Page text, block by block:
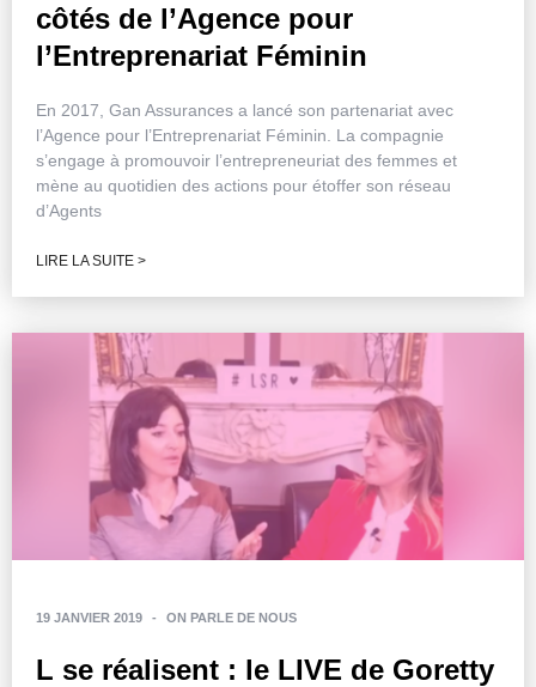
côtés de l’Agence pour
l’Entreprenariat Féminin
En 2017, Gan Assurances a lancé son partenariat avec
l’Agence pour l’Entreprenariat Féminin. La compagnie
s’engage à promouvoir l’entrepreneuriat des femmes et
mène au quotidien des actions pour étoffer son réseau
d’Agents
LIRE LA SUITE >
19 JANVIER 2019 - ON PARLE DE NOUS
L se réalisent : le LIVE de Goretty